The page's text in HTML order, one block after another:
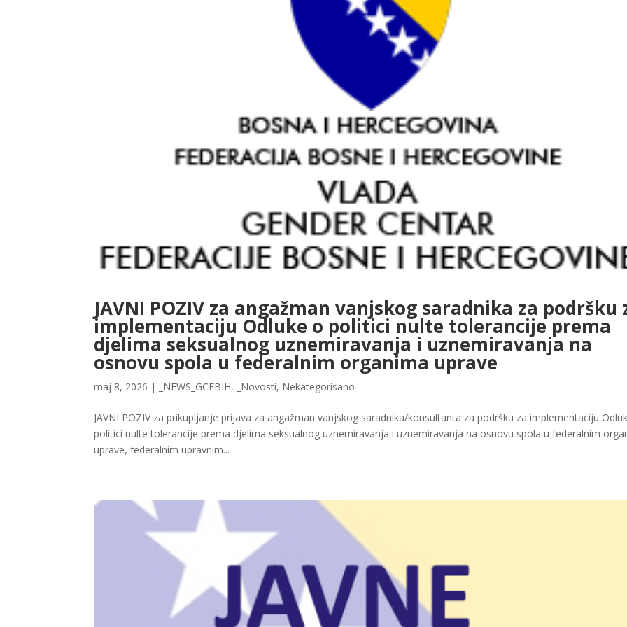
JAVNI POZIV za angažman vanjskog saradnika za podršku
implementaciju Odluke o politici nulte tolerancije prema
djelima seksualnog uznemiravanja i uznemiravanja na
osnovu spola u federalnim organima uprave
maj 8, 2026 | _NEWS_GCFBIH, _Novosti, Nekategorisano
JAVNI POZIV za prikupljanje prijava za angažman vanjskog saradnika/konsultanta za podršku za implementaciju
politici nulte tolerancije prema djelima seksualnog uznemiravanja i uznemiravanja na osnovu spola u federalnim
uprave, federalnim upravnim...